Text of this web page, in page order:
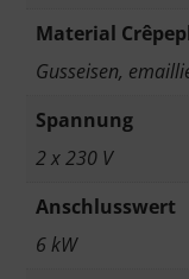
Material
Gusseisen,
Spannung
2 x 230 V
Anschlusswert
6 kW